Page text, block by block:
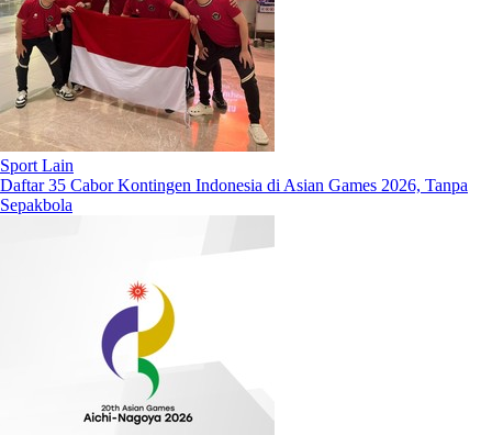
Sport Lain
Daftar 35 Cabor Kontingen Indonesia di Asian Games 2026, Tanpa
Sepakbola